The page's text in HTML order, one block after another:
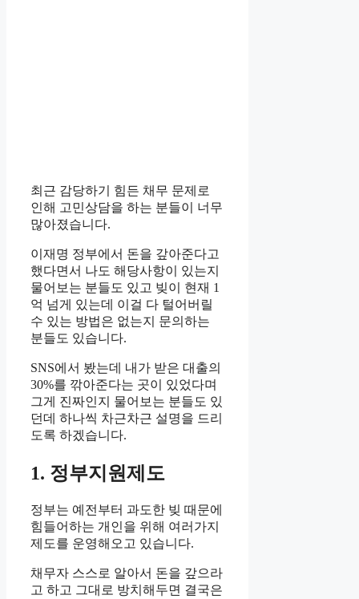
최근 감당하기 힘든 채무 문제로
인해 고민상담을 하는 분들이 너무
많아졌습니다.
이재명 정부에서 돈을 갚아준다고
했다면서 나도 해당사항이 있는지
물어보는 분들도 있고 빚이 현재 1
억 넘게 있는데 이걸 다 털어버릴
수 있는 방법은 없는지 문의하는
분들도 있습니다.
SNS에서 봤는데 내가 받은 대출의
30%를 깎아준다는 곳이 있었다며
그게 진짜인지 물어보는 분들도 있
던데 하나씩 차근차근 설명을 드리
도록 하겠습니다.
1. 정부지원제도
정부는 예전부터 과도한 빚 때문에
힘들어하는 개인을 위해 여러가지
제도를 운영해오고 있습니다.
채무자 스스로 알아서 돈을 갚으라
고 하고 그대로 방치해두면 결국은